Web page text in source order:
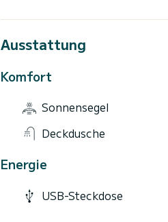
Ausstattung
Komfort
Sonnensegel
Deckdusche
Energie
USB-Steckdose